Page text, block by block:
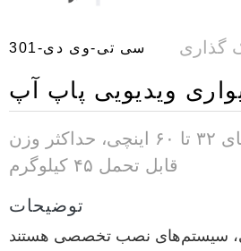
سی تی-وی دی-301
ویدیویی پاپ آپ
برای اکثر تلویزیون‌های ۳۲ تا ۶۰ اینچی، حداکثر وزن
قابل تحمل ۴۵ کیلوگرم
توضیحات
سیستم‌های نصب تخصصی هستند